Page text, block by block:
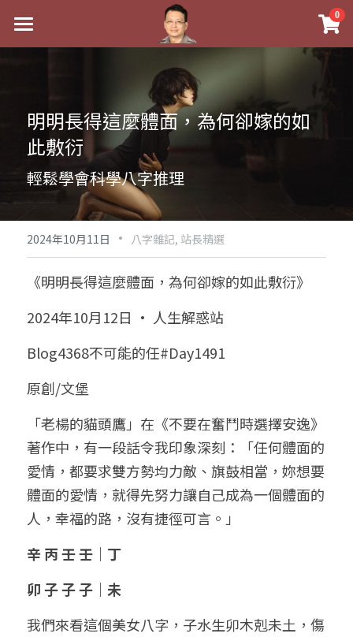
0
最新消息
實體經營
祖傳命理
手工印鑑
課程介紹
五行八字學
後天派陽宅
黃金會員專區
八字雜記
心靈成長
人氣最高
站長精選
臉書生活
好書推廌
試閱專區
Podcast聽書
團隊訓練營
八字視頻
陽宅視頻
線上直播
自我挑戰
線上學苑
八字初階班1
八字初階班2
八字進階班
八字中階班
八字高階班
五人實戰班
五行計算初階班
五行計算高階班
團隊訓練營
命理商城
八字完整班
《十神高階實戰錄》完整典藏版
科學八字推理PDF
八字批命
小兒命名
我的著作
科學八字推理1
科學八字推理2
科學八字推理3
科學八字輕鬆學
輕鬆學會科學八字推理
與我預約
批命預約
上課預約
常見問題
FB粉絲頁
登錄/註冊
搜索
繁體中文
support@p8zicourse.com
明明長得這麼體面，為何卻嫁的如
此敷衍
輕鬆學會科學八字推理
2024年10月11日 · 八字雜記, 站長精選
《明明長得這麼體面，為何卻嫁的如此敷衍》
2024年10月12日 · 人生解惑站
Blog4368不可能的任#Day1491
原創/文堡
「老楊的貓頭鷹」在《不要在奮鬥時選擇安逸》
著作中，有一段話令我印象深刻：「任何體面的
愛情，都要求雙方勢均力敵、旗鼓相當，妳想要
體面的愛情，就得先努力讓自己成為一個體面的
人，幸福的路，沒有捷徑可言。」
辛 丙 壬 壬｜丁
卯 子 子 子｜未
我們來看這個美女八字，子水生卯木剋未土，傷
×
商品分類
科學八字推理PDF
《十神高階實戰錄》完整典藏版
1美元超值PDF